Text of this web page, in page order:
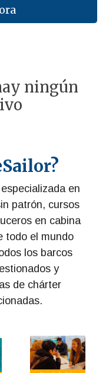
ningún
en
patrón, cursos
en cabina
todo el mundo
los barcos
y
de chárter